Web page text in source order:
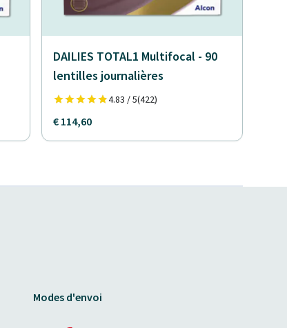
DAILIES TOTAL1 Multifocal - 90
lentilles journalières
4.83 / 5(422)
€ 114,60
Modes d'envoi